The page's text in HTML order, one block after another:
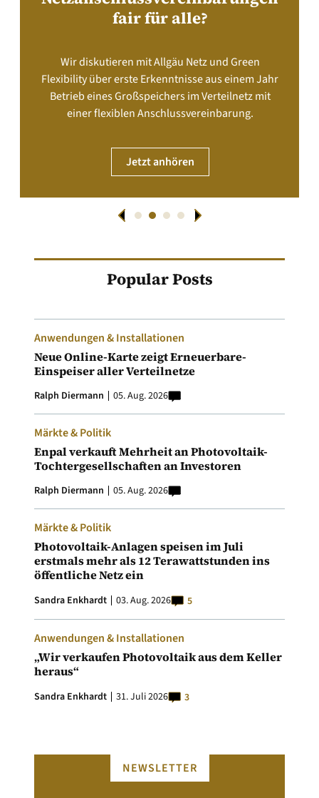
fair für alle?
Wir diskutieren mit Allgäu Netz und Green
Flexibility über erste Erkenntnisse aus einem Jahr
Betrieb eines Großspeichers im Verteilnetz mit
einer flexiblen Anschlussvereinbarung.
Jetzt anhören
Popular Posts
Anwendungen & Installationen
Neue Online-Karte zeigt Erneuerbare-
Einspeiser aller Verteilnetze
Ralph Diermann 05. Aug. 2026
Märkte & Politik
Enpal verkauft Mehrheit an Photovoltaik-
Tochtergesellschaften an Investoren
Ralph Diermann 05. Aug. 2026
Märkte & Politik
Photovoltaik-Anlagen speisen im Juli
erstmals mehr als 12 Terawattstunden ins
öffentliche Netz ein
Sandra Enkhardt 03. Aug. 2026 5
Anwendungen & Installationen
„Wir verkaufen Photovoltaik aus dem Keller
heraus“
Sandra Enkhardt 31. Juli 2026 3
NEWSLETTER